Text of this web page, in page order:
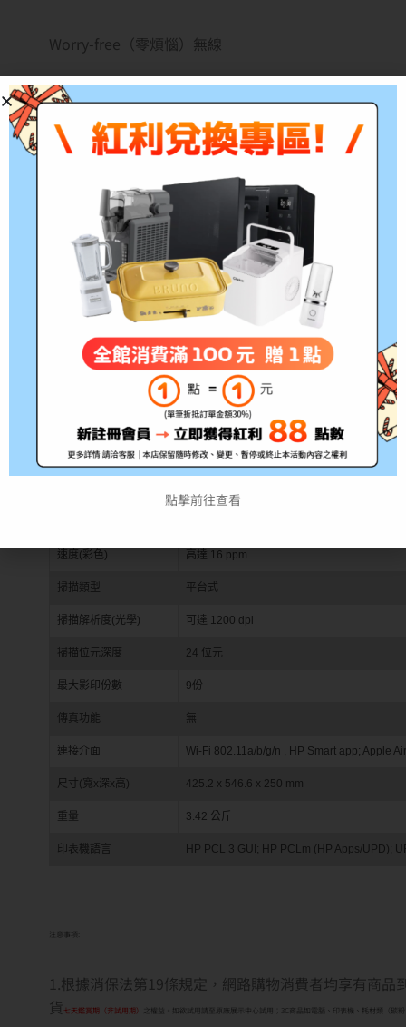
Worry-free（零煩惱）無線
用具有自我重設功能的雙頻 Wi-Fi®，獲得更佳範圍且更
快、更可靠的連線。
從手機或平板電腦以 Bluetooth® 連線，然後簡單設定
內建無線功能可讓您輕鬆存取、列印及共用網路資源。
值得您信賴的品質
HP 原廠墨水匣可為您的日常文件及照片提供清晰的文件
及生動的圖案。
使用原廠 HP 高印量墨水匣，可列印更多頁數，同時減
墨水匣更換次數。
列印尺寸 A4
列印方式/技術 HP 熱感應式噴墨列印
速度(彩色) 高達 16 ppm
掃描類型 平台式
掃描解析度(光學) 可達 1200 dpi
掃描位元深度 24 位元
最大影印份數 9份
傳真功能 無
連接介面 Wi-Fi 802.11a/b/g/n , HP Smart app; Apple
尺寸(寬x深x高) 425.2 x 546.6 x 250 mm
重量 3.42 公斤
印表機語言 HP PCL 3 GUI; HP PCLm (HP Apps/UPD);
注意事項:
1.根據消保法第19條規定，網路購物消費者均享有商品
貨 七天鑑賞期（非試用期） 之權益。如欲試用請至原廠展示中心試用；3C商品如電腦、印表機、耗材類（碳粉
點擊前往查看